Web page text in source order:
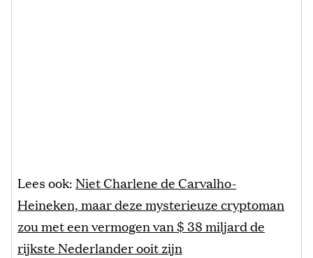
Lees ook:Niet Charlene de Carvalho-
Heineken, maar deze mysterieuze cryptoman
zou met een vermogen van $ 38 miljard de
rijkste Nederlander ooit zijn